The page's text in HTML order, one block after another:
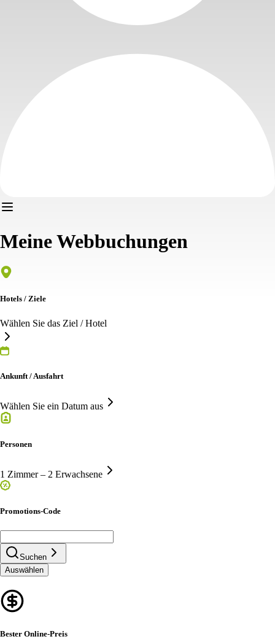
Meine Webbuchungen
Hotels / Ziele
Wählen Sie das Ziel / Hotel
Ankunft / Ausfahrt
Wählen Sie ein Datum aus
Personen
1 Zimmer – 2 Erwachsene
Promotions-Code
Suchen
Auswählen
Bester Online-Preis